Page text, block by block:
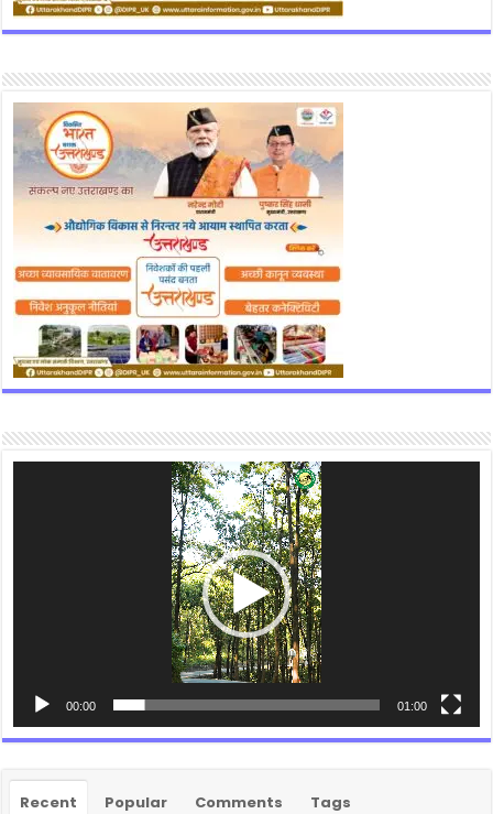
00:00 01:00
Recent Popular Comments Tags